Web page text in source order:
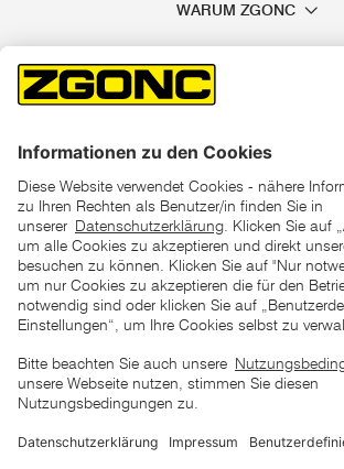
WARUM ZGONC
*der "statt"-Preis ist der niedrigste von uns
Tagen vor Beginn dieser
unter den UVP Preisen auf dieser